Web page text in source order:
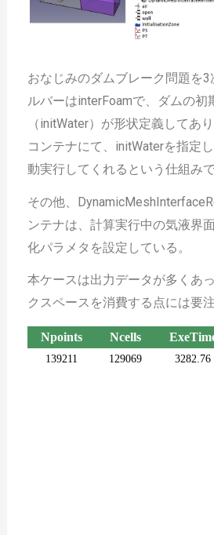
おなじみのダムブレーク問題を
ルバーはinterFoamで、ダムの初
（initWater）が形状定義してあ
コンテナにて、initWaterを指定
動実行してくれるという仕組みで
その他、
ンテナは、計算実行中の気液界
化パラメタを設定している。
本ケースは出力データが多くあ
クスペースを消費する点には要注
Npoints Ncells
139211 129069 3282.76